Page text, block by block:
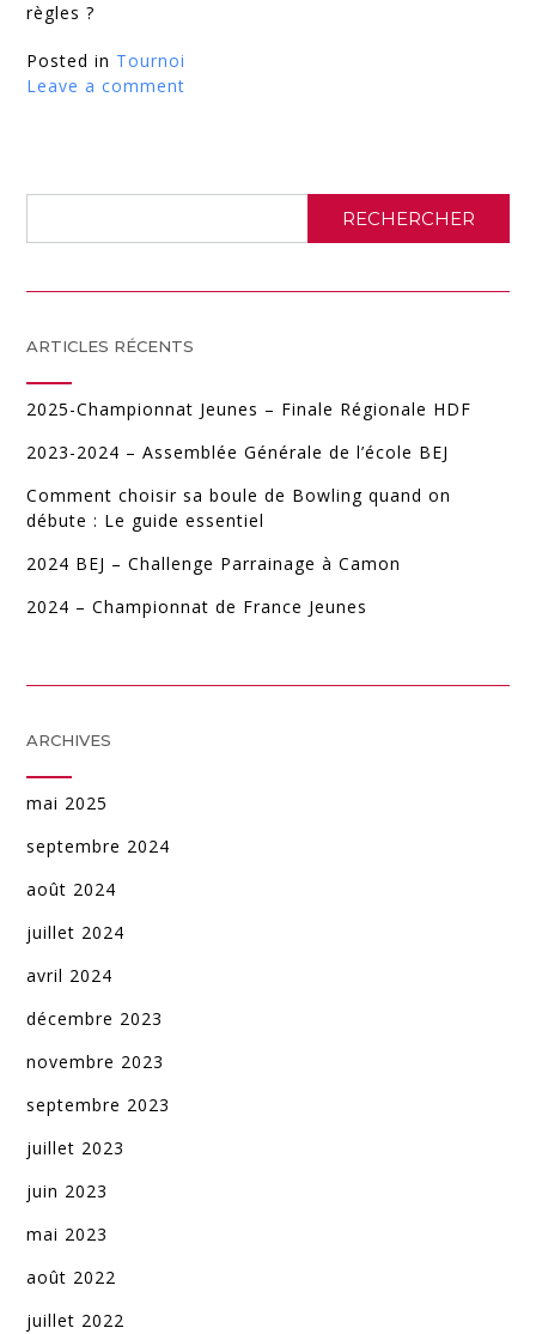
règles ?
Posted in Tournoi
Leave a comment
RECHERCHER
ARTICLES RÉCENTS
2025-Championnat Jeunes – Finale Régionale HDF
2023-2024 – Assemblée Générale de l’école BEJ
Comment choisir sa boule de Bowling quand on
débute : Le guide essentiel
2024 BEJ – Challenge Parrainage à Camon
2024 – Championnat de France Jeunes
ARCHIVES
mai 2025
septembre 2024
août 2024
juillet 2024
avril 2024
décembre 2023
novembre 2023
septembre 2023
juillet 2023
juin 2023
mai 2023
août 2022
juillet 2022